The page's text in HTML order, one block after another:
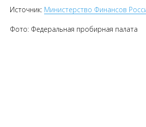
Источник: Министерство Финансов
Фото: Федеральная пробирная палата